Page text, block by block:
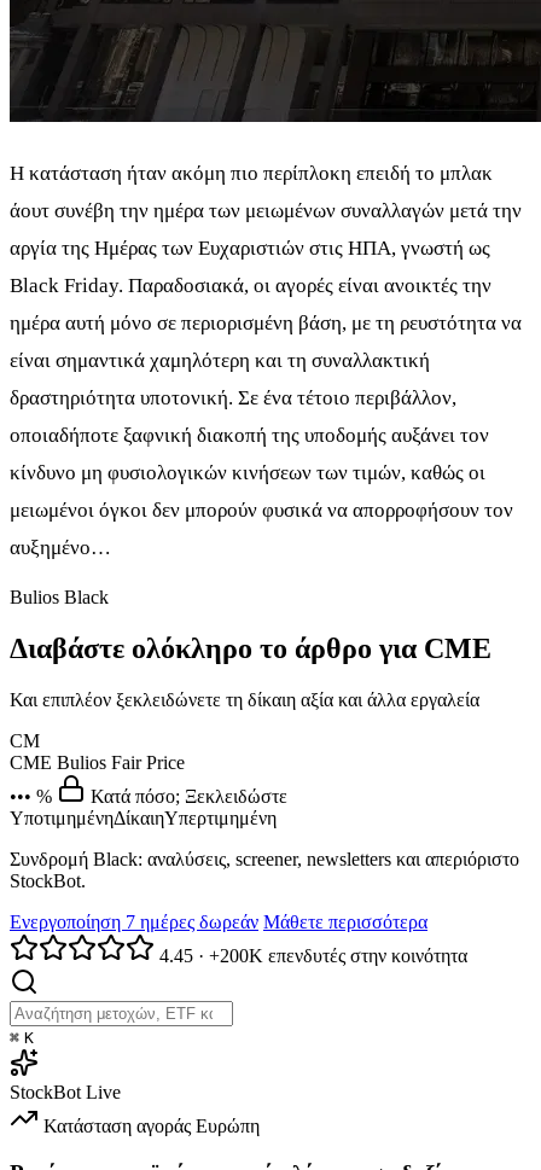
Η κατάσταση ήταν ακόμη πιο περίπλοκη επειδή το μπλακ
άουτ συνέβη την ημέρα των μειωμένων συναλλαγών μετά την
αργία της Ημέρας των Ευχαριστιών στις ΗΠΑ, γνωστή ως
Black Friday. Παραδοσιακά, οι αγορές είναι ανοικτές την
ημέρα αυτή μόνο σε περιορισμένη βάση, με τη ρευστότητα να
είναι σημαντικά χαμηλότερη και τη συναλλακτική
δραστηριότητα υποτονική. Σε ένα τέτοιο περιβάλλον,
οποιαδήποτε ξαφνική διακοπή της υποδομής αυξάνει τον
κίνδυνο μη φυσιολογικών κινήσεων των τιμών, καθώς οι
μειωμένοι όγκοι δεν μπορούν φυσικά να απορροφήσουν τον
αυξημένο…
Bulios Black
Διαβάστε ολόκληρο το άρθρο για CME
Και επιπλέον ξεκλειδώνετε τη δίκαιη αξία και άλλα εργαλεία
CM
CME Bulios Fair Price
••• %
Κατά πόσο; Ξεκλειδώστε
ΥποτιμημένηΔίκαιηΥπερτιμημένη
Συνδρομή Black: αναλύσεις, screener, newsletters και απεριόριστο
StockBot.
Ενεργοποίηση 7 ημέρες δωρεάν Μάθετε περισσότερα
4.45 · +200K επενδυτές στην κοινότητα
⌘ K
StockBot Live
Κατάσταση αγοράς Ευρώπη